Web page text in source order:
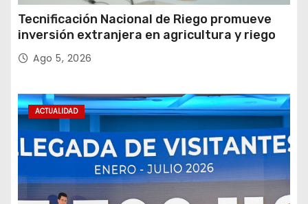
Tecnificación Nacional de Riego promueve
inversión extranjera en agricultura y riego
Ago 5, 2026
ACTUALIDAD